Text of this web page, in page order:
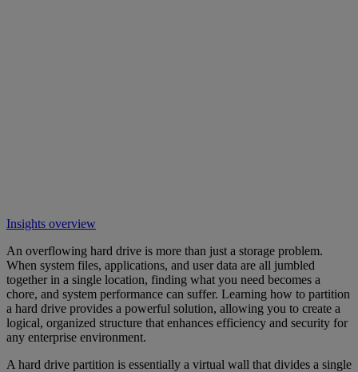
Insights overview
An overflowing hard drive is more than just a storage problem.
When system files, applications, and user data are all jumbled
together in a single location, finding what you need becomes a
chore, and system performance can suffer. Learning how to partition
a hard drive provides a powerful solution, allowing you to create a
logical, organized structure that enhances efficiency and security for
any enterprise environment.
A hard drive partition is essentially a virtual wall that divides a single